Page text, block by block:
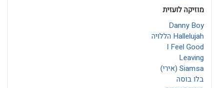
מוזיקה לועזית
Danny Boy
Hallelujah הללויה
I Feel Good
Leaving
Siamsa (אירי)
בלו בוסה